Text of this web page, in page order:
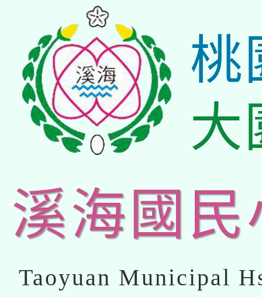
桃
大
溪海國民
Taoyuan Municipal